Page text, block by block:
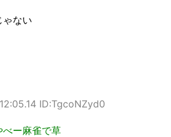
ゃない
ID:TgcoNZyd0
ー麻雀で草